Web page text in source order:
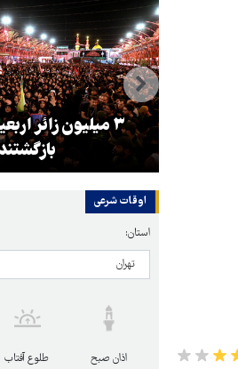
۳ میلیون زائر
اوقات شرعی
استان:
اذان صبح
طلوع آفتاب